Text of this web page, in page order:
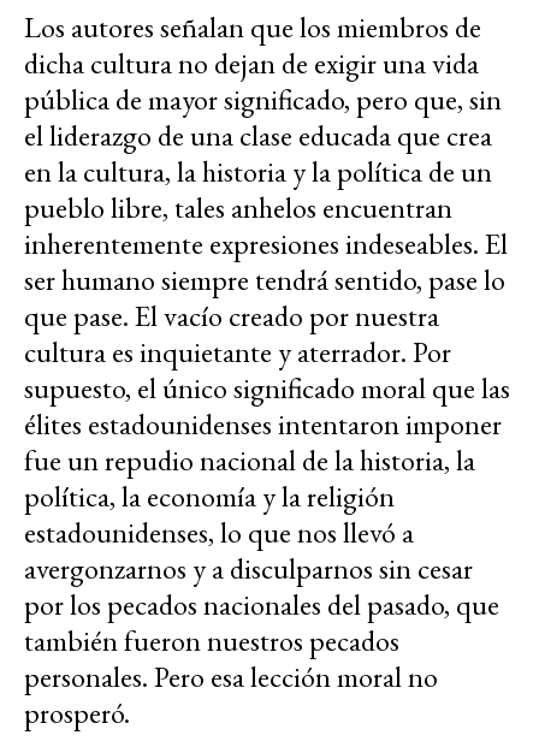
Los autores señalan que los miembros de
dicha cultura no dejan de exigir una vida
pública de mayor significado, pero que, sin
el liderazgo de una clase educada que crea
en la cultura, la historia y la política de un
pueblo libre, tales anhelos encuentran
inherentemente expresiones indeseables. El
ser humano siempre tendrá sentido, pase lo
que pase. El vacío creado por nuestra
cultura es inquietante y aterrador. Por
supuesto, el único significado moral que las
élites estadounidenses intentaron imponer
fue un repudio nacional de la historia, la
política, la economía y la religión
estadounidenses, lo que nos llevó a
avergonzarnos y a disculparnos sin cesar
por los pecados nacionales del pasado, que
también fueron nuestros pecados
personales. Pero esa lección moral no
prosperó.